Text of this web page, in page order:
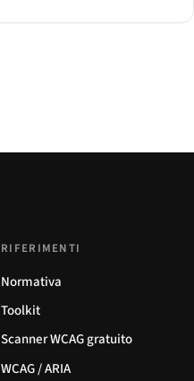
RIFERIMENTI
Normativa
Toolkit
Scanner WCAG gratuito
WCAG / ARIA